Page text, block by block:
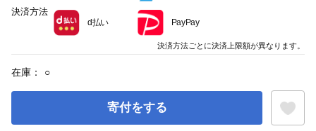
在庫： ○
寄付をする
決済方法
d払い PayPay
決済方法ごとに決済上限額が異なります。